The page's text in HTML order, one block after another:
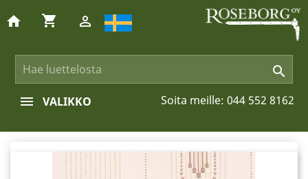

home shopping_cart 
Soita meille: 044 552 8162
VALIKKO